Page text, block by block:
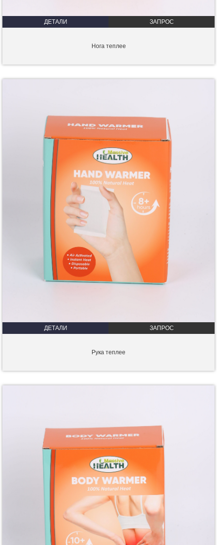
ДЕТАЛИ ЗАПРОС
Нога теплее
ДЕТАЛИ ЗАПРОС
Рука теплее